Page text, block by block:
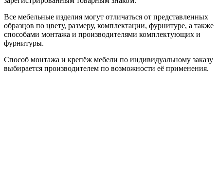
Все мебельные изделия могут отличаться от представленных
образцов по цвету, размеру, комплектации, фурнитуре, а также
способами монтажа и производителями комплектующих и
фурнитуры.
Способ монтажа и крепёж мебели по индивидуальному заказу
выбирается производителем по возможности её применения.